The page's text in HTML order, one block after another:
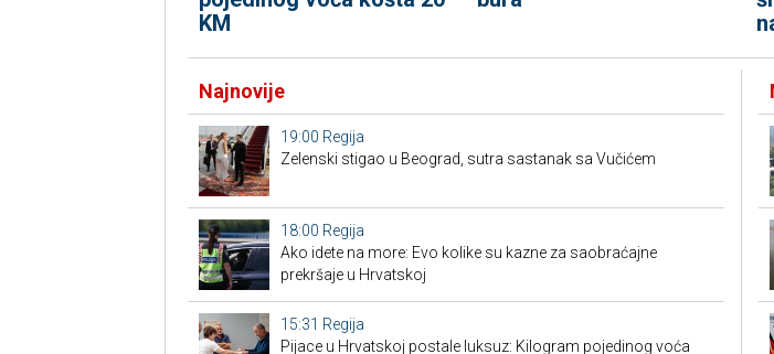
KM
Najnovije
19:00 Regija
Zelenski stigao u Beograd, sutra sastanak sa Vučićem
18:00 Regija
Ako idete na more: Evo kolike su kazne za saobraćajne
prekršaje u Hrvatskoj
15:31 Regija
Pijace u Hrvatskoj postale luksuz: Kilogram pojedinog voća